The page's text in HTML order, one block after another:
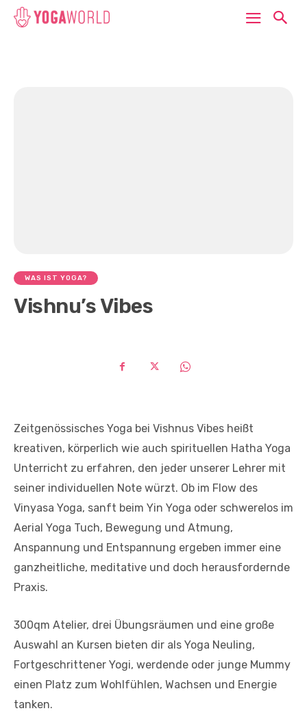
WAS IST YOGA?
Vishnu’s Vibes
Zeitgenössisches Yoga bei Vishnus Vibes heißt
kreativen, körperlich wie auch spirituellen Hatha Yoga
Unterricht zu erfahren, den jeder unserer Lehrer mit
seiner individuellen Note würzt. Ob im Flow des
Vinyasa Yoga, sanft beim Yin Yoga oder schwerelos im
Aerial Yoga Tuch, Bewegung und Atmung,
Anspannung und Entspannung ergeben immer eine
ganzheitliche, meditative und doch herausfordernde
Praxis.
300qm Atelier, drei Übungsräumen und eine große
Auswahl an Kursen bieten dir als Yoga Neuling,
Fortgeschrittener Yogi, werdende oder junge Mummy
einen Platz zum Wohlfühlen, Wachsen und Energie
tanken.